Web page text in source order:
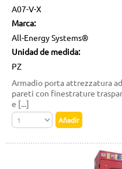
A07-V-X
Marca:
All-Energy Systems®
Unidad de medida:
PZ
Armadio porta attrezzatura
pareti con finestrature
e [...]